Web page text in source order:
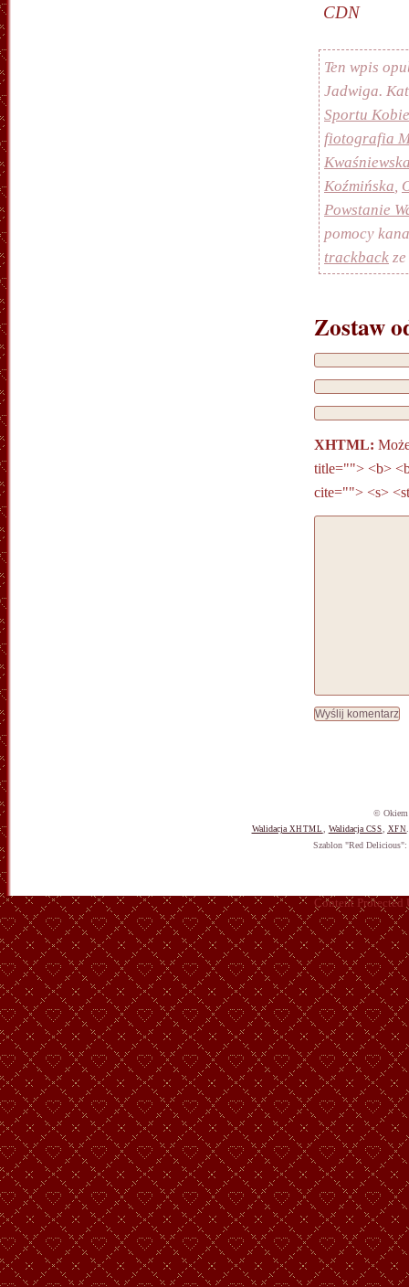
CDN
Ten wpis
Jadwiga.
Sportu
fiotografia
Koźmińska,
Powstanie
pomocy
trackback
Zostaw
XHTML:
title=""> <b>
cite=""> <s>
© Okiem
Walidacja XHTML Walidacja CSS XFN
Szablon "Red Delicious":
Content Protected